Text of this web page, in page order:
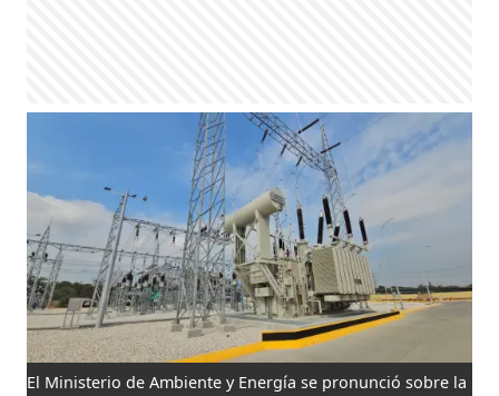
El Ministerio de Ambiente y Energía se pronunció sobre la